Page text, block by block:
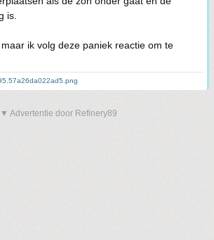
is.
maar ik volg deze paniek reactie om te
▼ Advertentie door Refinery89